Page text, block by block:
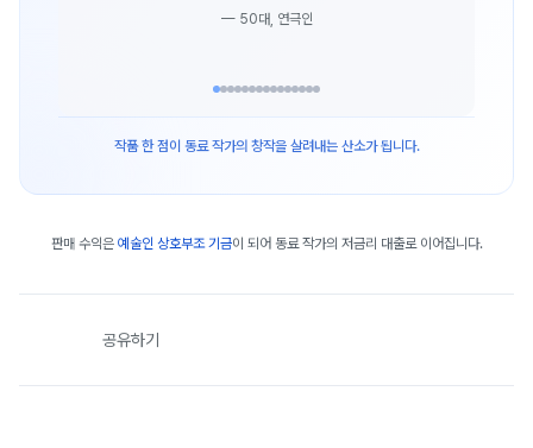
— 50대, 연극인
작품 한 점이 동료 작가의 창작을 살려내는 산소가 됩니다.
판매 수익은 예술인 상호부조 기금이 되어 동료 작가의 저금리 대출로 이어집니다.
공유하기